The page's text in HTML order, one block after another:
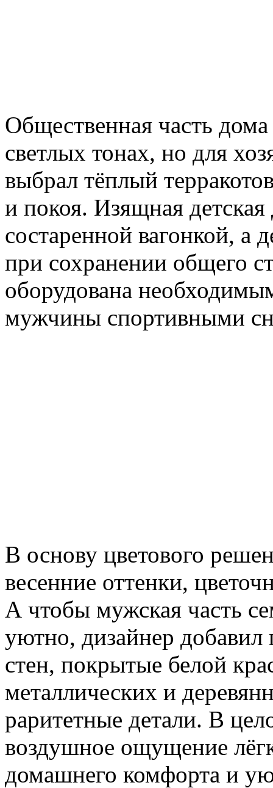
Общественная часть
светлых тонах, но для
выбрал тёплый
и покоя. Изящная
состаренной вагонкой, а
при сохранении общего
оборудована
мужчины спортивными
В основу цветового
весенние оттенки,
А чтобы мужская часть
уютно, дизайнер
стен, покрытые белой
металлических и
раритетные детали. В
воздушное ощущение
домашнего комфорта и